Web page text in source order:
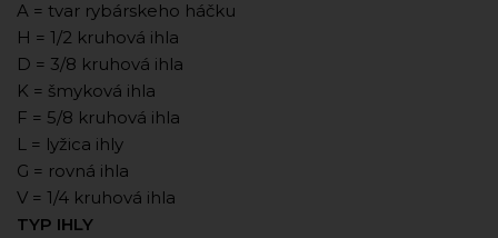
A = tvar rybárskeho háčku
H = 1/2 kruhová ihla
D = 3/8 kruhová ihla
K = šmyková ihla
F = 5/8 kruhová ihla
L = lyžica ihly
G = rovná ihla
V = 1/4 kruhová ihla
TYP IHLY